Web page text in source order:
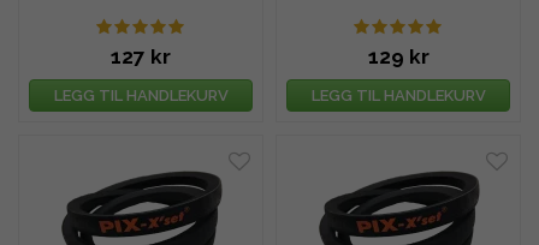
127 kr
LEGG TIL HANDLEKURV
129 kr
LEGG TIL HANDLEKURV